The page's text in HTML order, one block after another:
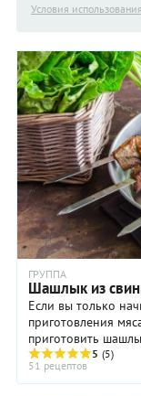
Условия использования
ГРУППА
Шашлык из
Если вы только
приготовления
приготовить
шея, ребрышки,
5 (5)
51 рецептов